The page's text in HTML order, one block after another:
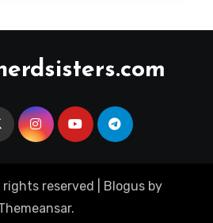
reserved Blogus by
.